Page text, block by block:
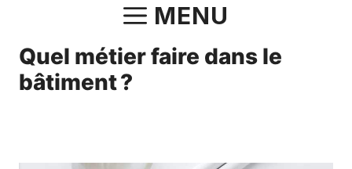
contenu
MENU
Quel métier faire dans le
bâtiment ?